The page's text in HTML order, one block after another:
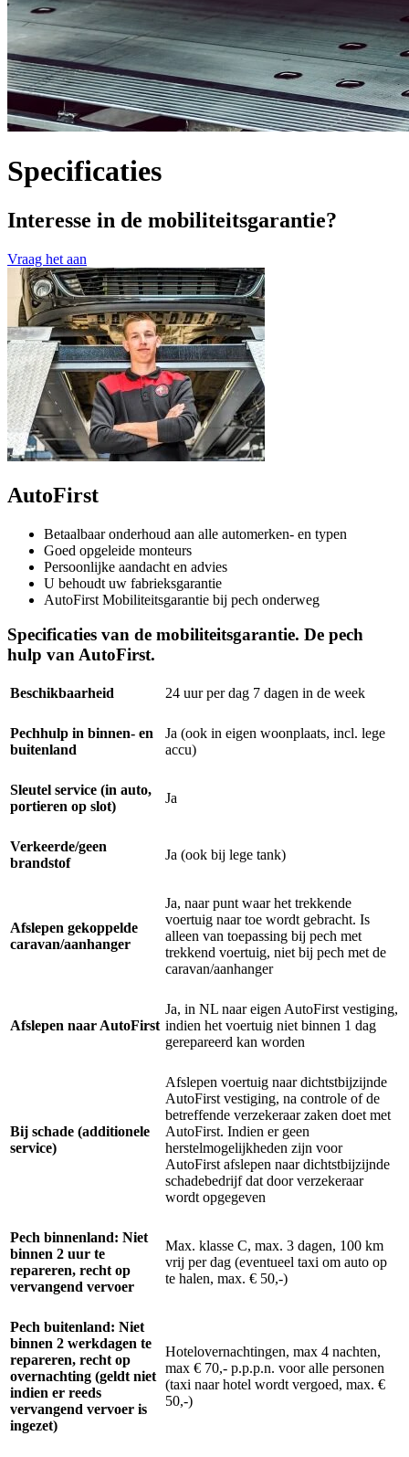
Specificaties
Interesse in de mobiliteitsgarantie?
Vraag het aan
AutoFirst
Betaalbaar onderhoud aan alle automerken- en typen
Goed opgeleide monteurs
Persoonlijke aandacht en advies
U behoudt uw fabrieksgarantie
AutoFirst Mobiliteitsgarantie bij pech onderweg
Specificaties van de mobiliteitsgarantie. De pech
hulp van AutoFirst.
Beschikbaarheid 24 uur per dag 7 dagen in de week
Pechhulp in binnen- en
buitenland
Ja (ook in eigen woonplaats, incl. lege
accu)
Sleutel service (in auto,
portieren op slot)
Ja
Verkeerde/geen
brandstof
Ja (ook bij lege tank)
Afslepen gekoppelde
caravan/aanhanger
Ja, naar punt waar het trekkende
voertuig naar toe wordt gebracht. Is
alleen van toepassing bij pech met
trekkend voertuig, niet bij pech met de
caravan/aanhanger
Afslepen naar AutoFirst
Ja, in NL naar eigen AutoFirst vestiging,
indien het voertuig niet binnen 1 dag
gerepareerd kan worden
Bij schade (additionele
service)
Afslepen voertuig naar dichtstbijzijnde
AutoFirst vestiging, na controle of de
betreffende verzekeraar zaken doet met
AutoFirst. Indien er geen
herstelmogelijkheden zijn voor
AutoFirst afslepen naar dichtstbijzijnde
schadebedrijf dat door verzekeraar
wordt opgegeven
Pech binnenland: Niet
binnen 2 uur te
repareren, recht op
vervangend vervoer
Max. klasse C, max. 3 dagen, 100 km
vrij per dag (eventueel taxi om auto op
te halen, max. € 50,-)
Pech buitenland: Niet
binnen 2 werkdagen te
repareren, recht op
overnachting (geldt niet
indien er reeds
vervangend vervoer is
ingezet)
Hotelovernachtingen, max 4 nachten,
max € 70,- p.p.p.n. voor alle personen
(taxi naar hotel wordt vergoed, max. €
50,-)